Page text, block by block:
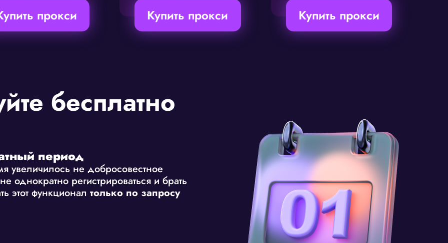
прокси Купить прокси Купить прокси
бесплатно
период
увеличилось не добросовестное
однократно регистрироваться и брать
этот функционал только по запросу